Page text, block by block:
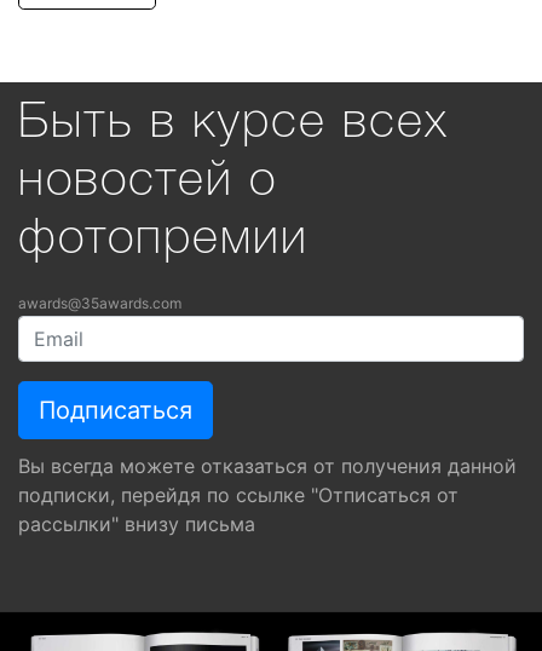
Быть в курсе всех
новостей о
фотопремии
awards@35awards.com
Вы всегда можете отказаться от получения данной
подписки, перейдя по ссылке "Отписаться от
рассылки" внизу письма